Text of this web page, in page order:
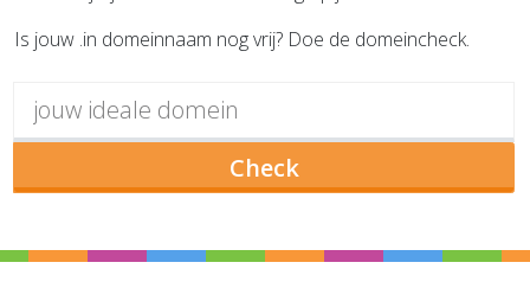
Is jouw .in domeinnaam nog vrij? Doe de domeincheck.
Check